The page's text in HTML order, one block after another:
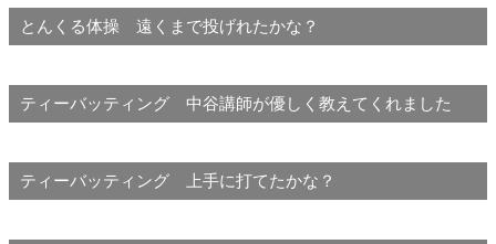
とんくる体操 遠くまで投げれたかな？
ティーバッティング 中谷講師が優しく教えてくれました
ティーバッティング 上手に打てたかな？